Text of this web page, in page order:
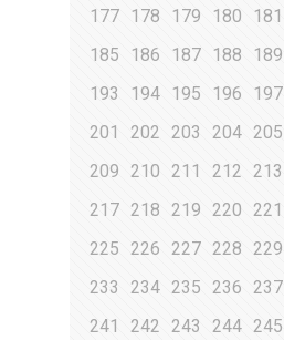
177 178 179 180 181
185
186 187 188 189
193
194 195 196 197
201
202 203 204 205
209 210 211 212 213
217 218 219 220 221
225 226 227 228 229
233
234 235 236 237
241
242 243 244 245